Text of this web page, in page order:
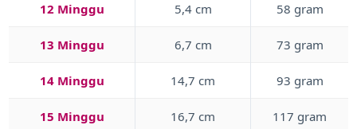
12 Minggu 5,4 cm 58 gram
13 Minggu 6,7 cm 73 gram
14 Minggu 14,7 cm 93 gram
15 Minggu 16,7 cm 117 gram